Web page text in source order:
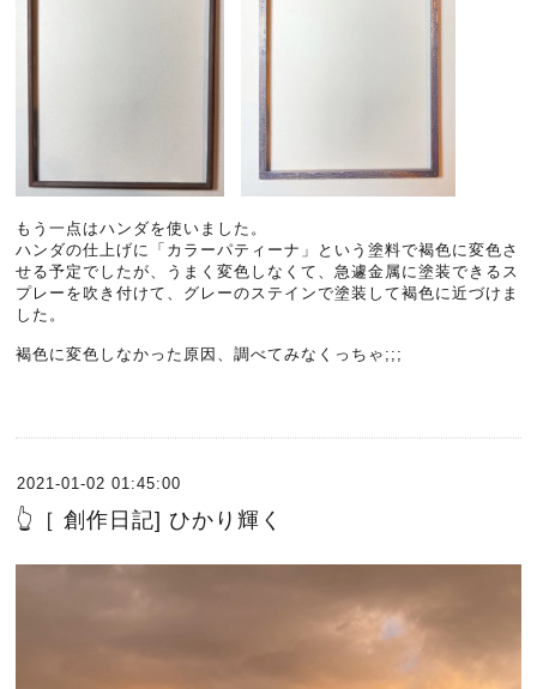
もう一点はハンダを使いました。
ハンダの仕上げに「カラーパティーナ」という塗料で褐色に変色さ
せる予定でしたが、うまく変色しなくて、急遽金属に塗装できるス
プレーを吹き付けて、グレーのステインで塗装して褐色に近づけま
した。
褐色に変色しなかった原因、調べてみなくっちゃ;;;
2021-01-02 01:45:00
👆［ 創作日記] ひかり輝く